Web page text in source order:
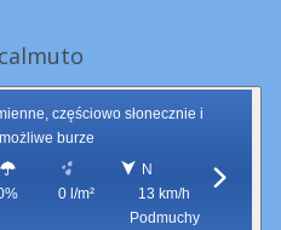
częściowo słonecznie i
możliwe burze
0 l/m²
N
13 km/h
Podmuchy